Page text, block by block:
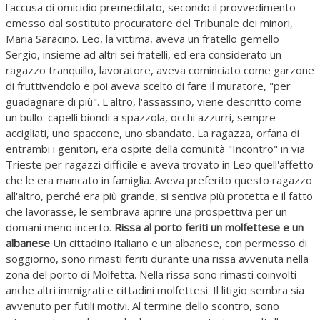
l'accusa di omicidio premeditato, secondo il provvedimento
emesso dal sostituto procuratore del Tribunale dei minori,
Maria Saracino. Leo, la vittima, aveva un fratello gemello
Sergio, insieme ad altri sei fratelli, ed era considerato un
ragazzo tranquillo, lavoratore, aveva cominciato come garzone
di fruttivendolo e poi aveva scelto di fare il muratore, "per
guadagnare di più". L'altro, l'assassino, viene descritto come
un bullo: capelli biondi a spazzola, occhi azzurri, sempre
accigliati, uno spaccone, uno sbandato. La ragazza, orfana di
entrambi i genitori, era ospite della comunità "Incontro" in via
Trieste per ragazzi difficile e aveva trovato in Leo quell'affetto
che le era mancato in famiglia. Aveva preferito questo ragazzo
all'altro, perché era più grande, si sentiva più protetta e il fatto
che lavorasse, le sembrava aprire una prospettiva per un
domani meno incerto. Rissa al porto feriti un molfettese e un
albanese Un cittadino italiano e un albanese, con permesso di
soggiorno, sono rimasti feriti durante una rissa avvenuta nella
zona del porto di Molfetta. Nella rissa sono rimasti coinvolti
anche altri immigrati e cittadini molfettesi. Il litigio sembra sia
avvenuto per futili motivi. Al termine dello scontro, sono